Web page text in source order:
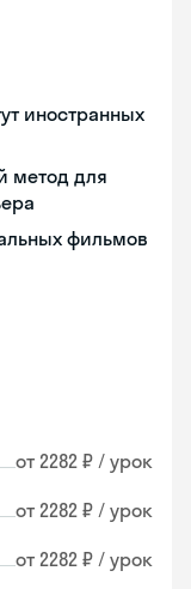
иностранных
метод для
фильмов
от 2282 ₽ / урок
от 2282 ₽ / урок
от 2282 ₽ / урок